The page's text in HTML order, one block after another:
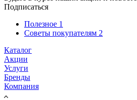
Подписаться
Полезное 1
Советы покупателям 2
Каталог
Акции
Услуги
Бренды
Компания